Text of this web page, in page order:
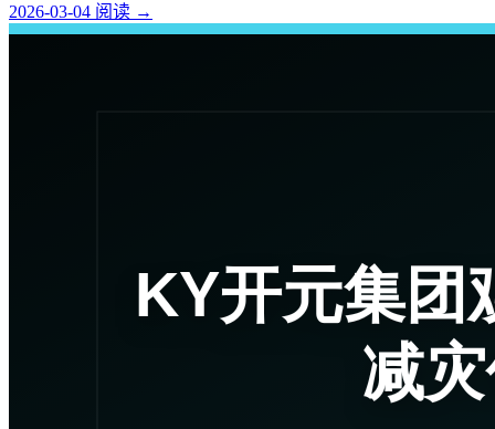
2026-03-04 阅读 →